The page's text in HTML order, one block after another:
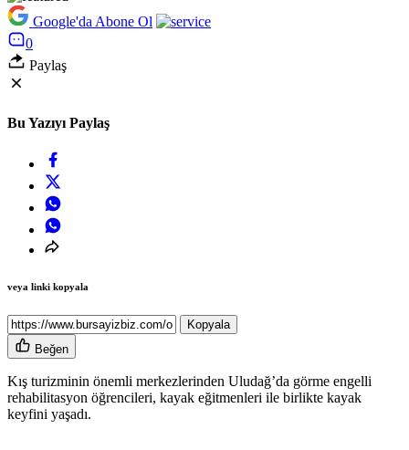
Google'da Abone Ol
0
Paylaş
Bu Yazıyı Paylaş
veya linki kopyala
Kopyala
Beğen
Kış turizminin önemli merkezlerinden Uludağ’da görme engelli
rehabilitasyon öğrencileri, kayak eğitmenleri ile birlikte kayak
keyfini yaşadı.